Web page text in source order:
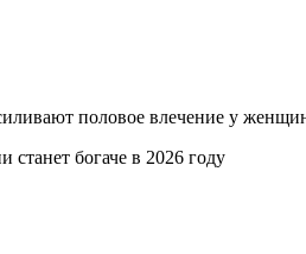
половое влечение у
богаче в 2026 году